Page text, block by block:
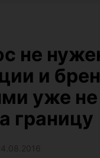
не
и
уже не
границу